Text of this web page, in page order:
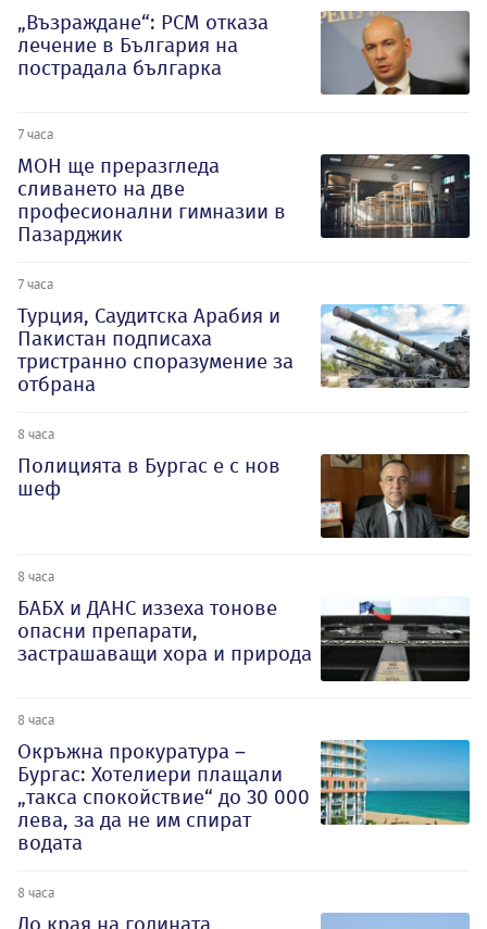
„Възраждане“: РСМ отказа
лечение в България на
пострадала българка
7 часа
МОН ще преразгледа
сливането на две
професионални гимназии в
Пазарджик
7 часа
Турция, Саудитска Арабия и
Пакистан подписаха
тристранно споразумение за
отбрана
8 часа
Полицията в Бургас е с нов
шеф
8 часа
БАБХ и ДАНС иззеха тонове
опасни препарати,
застрашаващи хора и природа
8 часа
Окръжна прокуратура –
Бургас: Хотелиери плащали
„такса спокойствие“ до 30 000
лева, за да не им спират
водата
8 часа